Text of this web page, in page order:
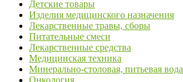
Детские товары
Изделия медицинского назначения
Лекарственные травы, сборы
Питательные смеси
Лекарственные средства
Медицинская техника
Минерально-столовая, питьевая вода